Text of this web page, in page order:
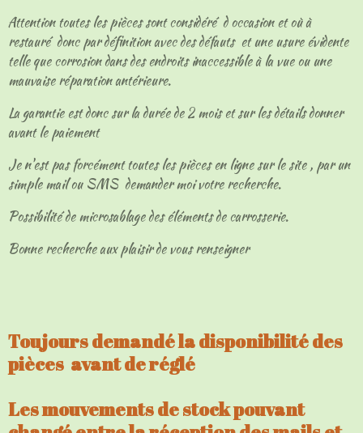
Attention toutes les pièces sont considéré d occasion et où à
restauré donc par définition avec des défauts et une usure évidente
telle que corrosion dans des endroits inaccessible à la vue ou une
mauvaise réparation antérieure.
La garantie est donc sur la durée de 2 mois et sur les détails donner
avant le paiement
Je n'est pas forcément toutes les pièces en ligne sur le site , par un
simple mail ou SMS demander moi votre recherche.
Possibilité de microsablage des éléments de carrosserie.
Bonne recherche aux plaisir de vous renseigner
Toujours demandé la disponibilité des
pièces avant de réglé
Les mouvements de stock pouvant